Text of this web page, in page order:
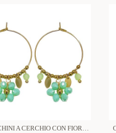
ORECCHINI A CERCHIO CON FIORE E CRISTALLI - NK2112464F26